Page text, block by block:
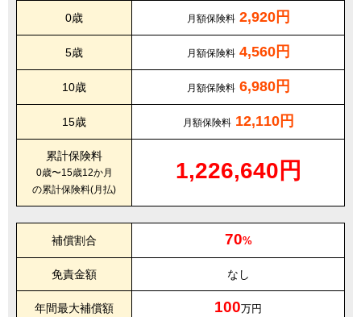
0歳 月額保険料 2,920円
5歳 月額保険料 4,560円
10歳 月額保険料 6,980円
15歳 月額保険料 12,110円
累計保険料
0歳〜15歳12か月
の累計保険料(月払)
1,226,640円
補償割合 70%
免責金額 なし
年間最大補償額 100万円